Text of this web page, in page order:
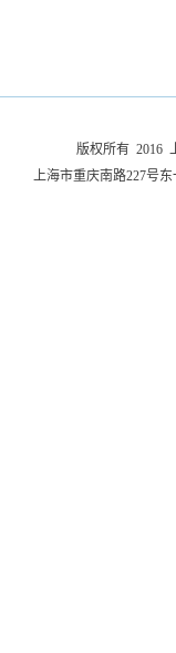
版权所有 2016
上海市重庆南路227号